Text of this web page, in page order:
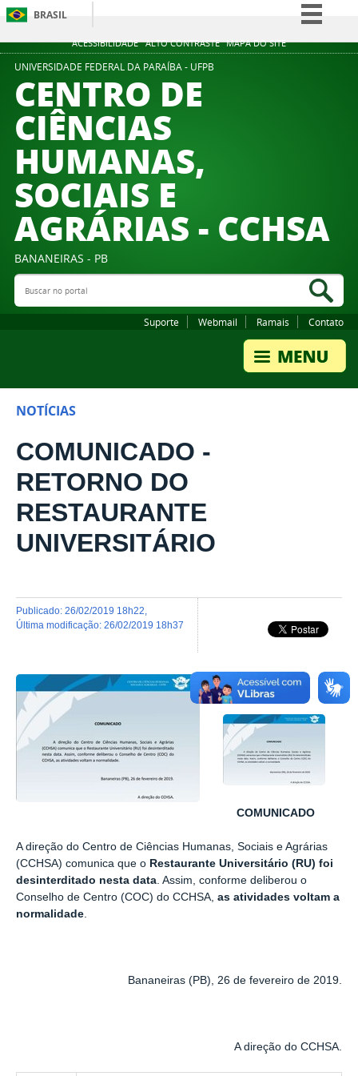
ACESSIBILIDADE ALTO CONTRASTE MAPA DO SITE
BRASIL
Simplifique!
UNIVERSIDADE FEDERAL DA PARAÍBA - UFPB
CENTRO DE
CIÊNCIAS
HUMANAS,
SOCIAIS E
AGRÁRIAS - CCHSA
BANANEIRAS - PB
Buscar no portal
Suporte Webmail Ramais Contato
NOTÍCIAS
COMUNICADO -
RETORNO DO
RESTAURANTE
UNIVERSITÁRIO
publicado: 26/02/2019 18h22
última modificação: 26/02/2019 18h37
COMUNICADO
A direção do Centro de Ciências Humanas, Sociais e Agrárias
(CCHSA) comunica que o Restaurante Universitário (RU) foi
desinterditado nesta data . Assim, conforme deliberou o
Conselho de Centro (COC) do CCHSA, as atividades voltam a
normalidade
Bananeiras (PB), 26 de fevereiro de 2019.
A direção do CCHSA.